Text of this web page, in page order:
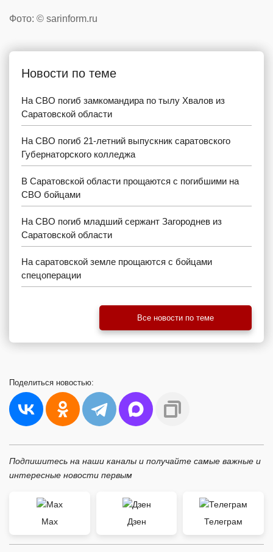
Фото: © sarinform.ru
Новости по теме
На СВО погиб замкомандира по тылу Хвалов из
Саратовской области
На СВО погиб 21-летний выпускник саратовского
Губернаторского колледжа
В Саратовской области прощаются с погибшими на
СВО бойцами
На СВО погиб младший сержант Загороднев из
Саратовской области
На саратовской земле прощаются с бойцами
спецоперации
Все новости по теме
Поделиться новостью:
Подпишитесь на наши каналы и получайте самые важные и
интересные новости первым
Max Дзен Телеграм